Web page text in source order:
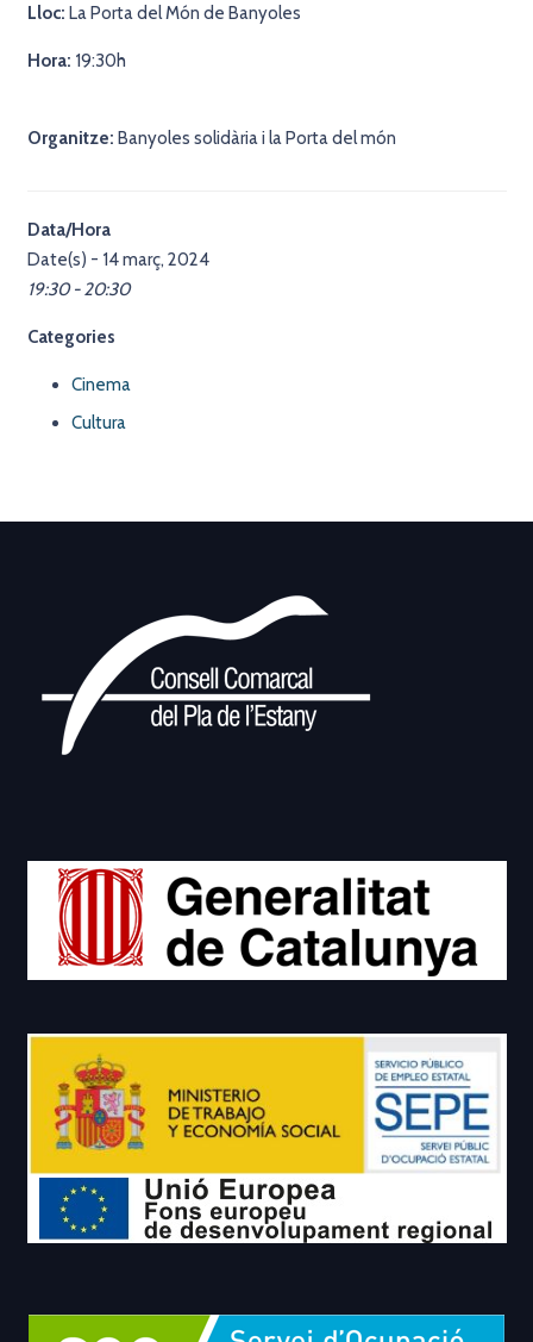
Lloc: La Porta del Món de Banyoles
Hora: 19:30h
Organitze: Banyoles solidària i la Porta del món
Data/Hora
Date(s) - 14 març, 2024
19:30 - 20:30
Categories
Cinema
Cultura